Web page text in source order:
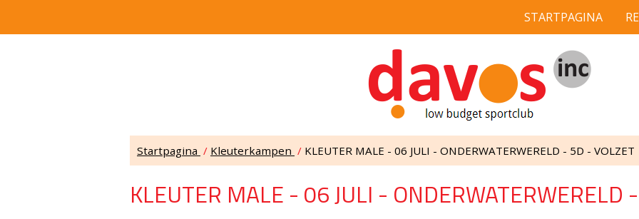
STARTPAGINA
Startpagina / Kleuterkampen / KLEUTER MALE - 06 JULI - ONDERWATERWERELD - 5D - VOLZET
KLEUTER MALE - 06 JULI - ONDERWATERWERELD